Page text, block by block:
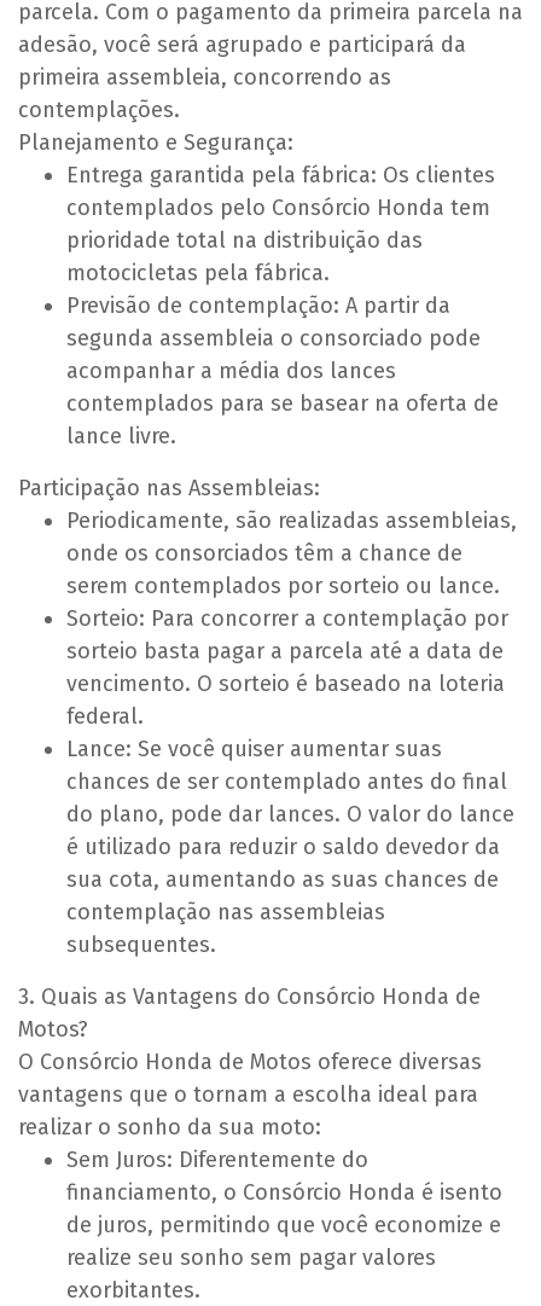
parcela. Com o pagamento da primeira parcela na
adesão, você será agrupado e participará da
primeira assembleia, concorrendo as
contemplações.
Planejamento e Segurança:
Entrega garantida pela fábrica: Os clientes
contemplados pelo Consórcio Honda tem
prioridade total na distribuição das
motocicletas pela fábrica.
Previsão de contemplação: A partir da
segunda assembleia o consorciado pode
acompanhar a média dos lances
contemplados para se basear na oferta de
lance livre.
Participação nas Assembleias:
Periodicamente, são realizadas assembleias,
onde os consorciados têm a chance de
serem contemplados por sorteio ou lance.
Sorteio: Para concorrer a contemplação por
sorteio basta pagar a parcela até a data de
vencimento. O sorteio é baseado na loteria
federal.
Lance: Se você quiser aumentar suas
chances de ser contemplado antes do final
do plano, pode dar lances. O valor do lance
é utilizado para reduzir o saldo devedor da
sua cota, aumentando as suas chances de
contemplação nas assembleias
subsequentes.
3. Quais as Vantagens do Consórcio Honda de
Motos?
O Consórcio Honda de Motos oferece diversas
vantagens que o tornam a escolha ideal para
realizar o sonho da sua moto:
Sem Juros: Diferentemente do
financiamento, o Consórcio Honda é isento
de juros, permitindo que você economize e
realize seu sonho sem pagar valores
exorbitantes.